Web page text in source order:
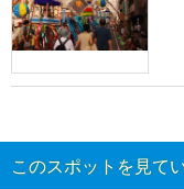
このスポットを見て